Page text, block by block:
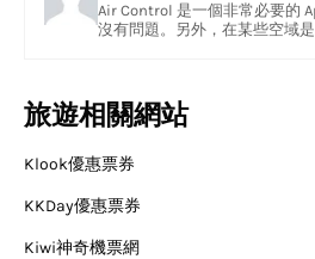
Air Control 是一個非常必要的
沒有問題。另外，在某些空域是
旅遊相關網站
Klook優惠票券
KKDay優惠票券
Kiwi神奇機票網